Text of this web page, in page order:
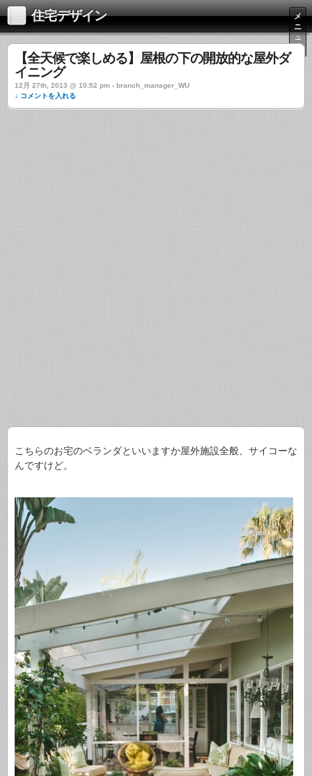
住宅デザイン
メ
ニ
ュ
ー
【全天候で楽しめる】屋根の下の開放的な屋外ダ
イニング
12月 27th, 2013 @ 10:52 pm › branch_manager_WU
↓ コメントを入れる
こちらのお宅のベランダといいますか屋外施設全般、サイコーな
んですけど。